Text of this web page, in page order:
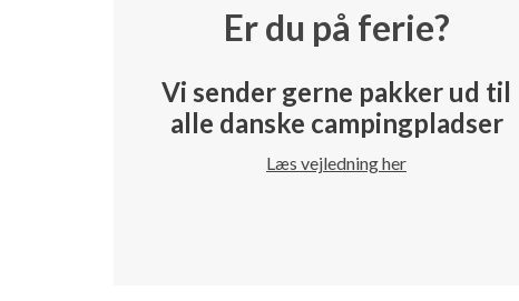
Er du på ferie?
Vi sender gerne pakker ud til
alle danske campingpladser
Læs vejledning her